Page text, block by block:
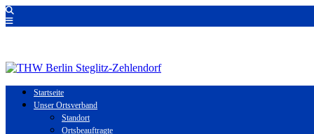
Startseite
Unser Ortsverband
Standort
Ortsbeauftragte